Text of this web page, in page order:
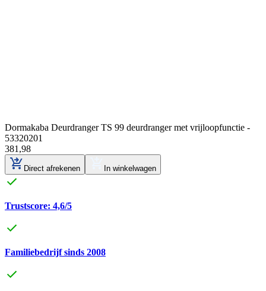
Dormakaba Deurdranger TS 99 deurdranger met vrijloopfunctie -
53320201
381 ,98
Direct afrekenen In winkelwagen
Trustscore: 4,6/5
Familiebedrijf sinds 2008